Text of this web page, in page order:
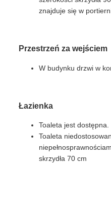
znajduje się w
Przestrzeń za wejściem
W budynku drzwi w
Łazienka
Toaleta jest dostępna.
Toaleta
skrzydła 70 cm